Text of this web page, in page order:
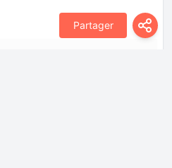
Partager